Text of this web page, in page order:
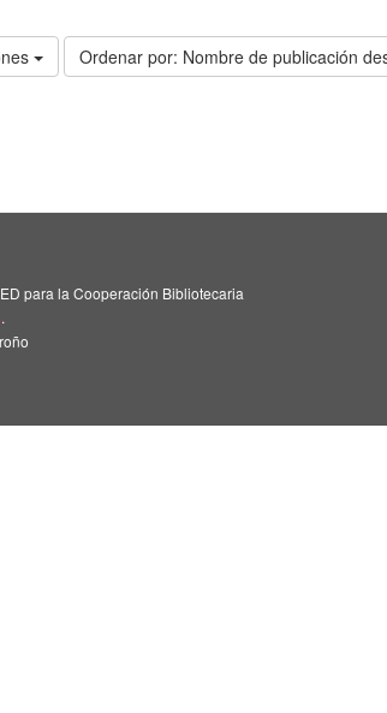
Ordenar por: Nombre de publicación
para la Cooperación Bibliotecaria
.